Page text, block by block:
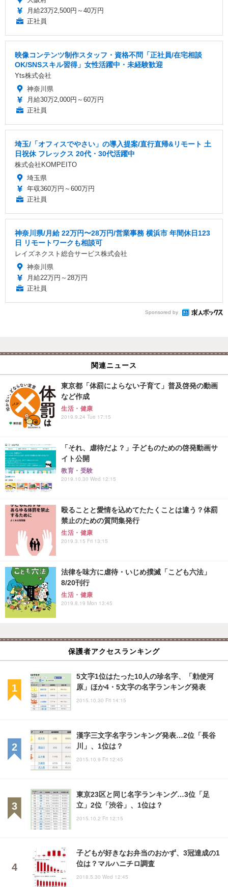
月給23万2,500円～40万円
正社員
映像コンテンツ制作スタッフ・資格不問「正社員/在宅相談
OK/SNSスキル習得」女性活躍中・未経験歓迎
Yts株式会社
神奈川県
月給30万2,000円～60万円
正社員
埼玉/「オフィスでやさい」の導入提案/直行直帰&リモート 土
日祝休 フレックス 20代・30代活躍中
株式会社KOMPEITO
埼玉県
年収360万円～600万円
正社員
神奈川県/月給 22万円〜28万円/営業事務 横浜市 年間休日123
日 リモートワークも相談可
レイズネクスト総合サービス株式会社
神奈川県
月給22万円～28万円
正社員
Sponsored by
関連ニュース
東京都「体罰によらない子育て」普及啓発の動画
など作成
生活・健康
2019.9.24 Tue 17:15
「それ、虐待だよ？」子どものための啓発動画サ
イト公開
教育・受験
2019.10.30 Wed 12:15
殴ることと愛情を込めてたたくことは違う？体罰
禁止のための質問集発行
生活・健康
2019.3.15 Fri 13:15
法律を味方に虐待・いじめ撲滅「こども六法」
8/20刊行
生活・健康
2019.8.19 Mon 13:45
保護者アクセスランキング
5文字1位はたった10人の珍名字、「勅使河
原」ほか4・5文字の名字ランキング発表
2015.10.30 Fri 14:15
漢字三文字名字ランキング発表…2位「長谷
川」、1位は？
2015.10.9 Fri 12:45
東京23区と同じ名字ランキング…3位「足
立」2位「渋谷」、1位は？
2015.10.2 Fri 12:15
子どもが好きなお弁当のおかず、3冠達成の1
位は？マルハニチロ調査
2018.5.30 Wed 12:45